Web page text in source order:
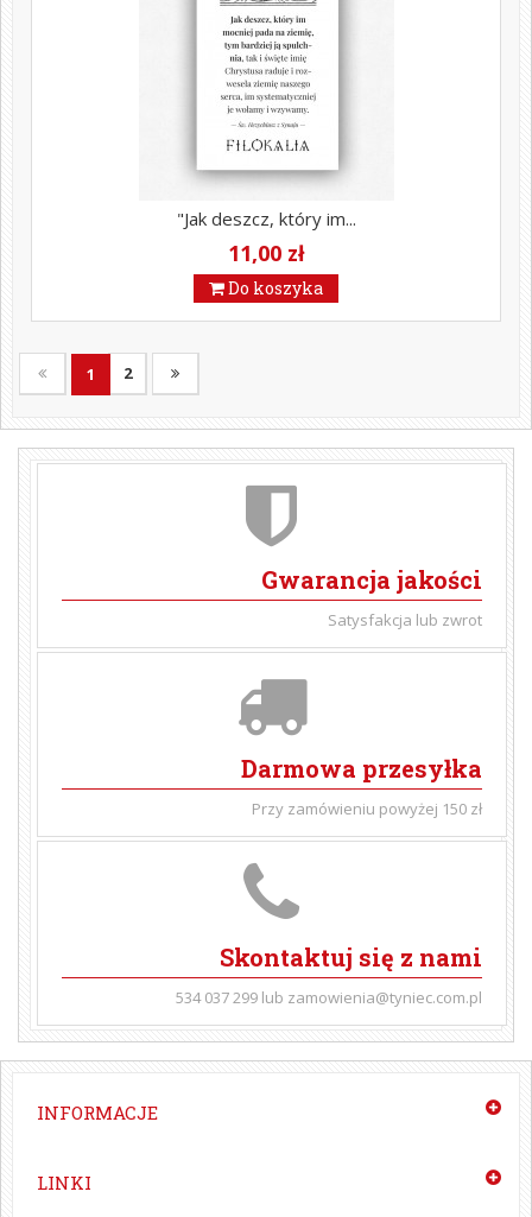
"Jak deszcz, który im...
11,00 zł
Do koszyka
1 2
Gwarancja jakości
Satysfakcja lub zwrot
Darmowa przesyłka
Przy zamówieniu powyżej 150 zł
Skontaktuj się z nami
534 037 299 lub zamowienia@tyniec.com.pl
INFORMACJE
LINKI